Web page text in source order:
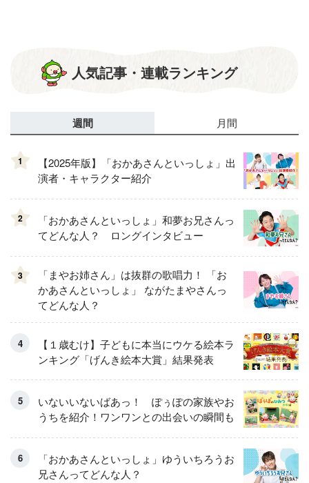
人気記事・連載ランキング
週間 月間
1
【2025年版】「おかあさんといっしょ」出
演者・キャラクター紹介
2
「おかあさんといっしょ」和夢お兄さんっ
てどんな人？ ロングインタビュー
3
「まやお姉さん」は抜群の歌唱力！ 「お
かあさんといっしょ」 ながたまやさんっ
てどんな人？
【１歳むけ】子どもに本当にウケる絵本ラ
ンキング「げんき絵本大賞」結果発表
いないいないばあっ！ ぽぅぽの家族やお
うちを紹介！ワンワンとの出会いの瞬間も
「おかあさんといっしょ」ゆういちろうお
兄さんってどんな人？